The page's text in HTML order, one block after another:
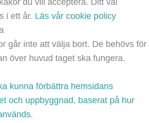
du vill acceptera. Ditt val
i ett år. Läs vår cookie policy
går inte att välja bort. De behövs för
över huvud taget ska fungera.
kunna förbättra hemsidans
och uppbyggnad, baserat på hur